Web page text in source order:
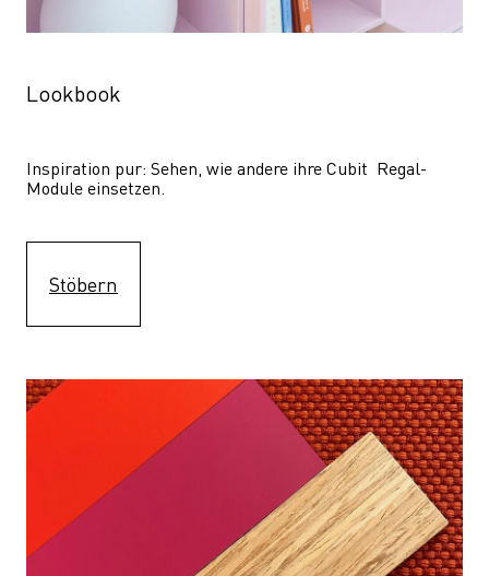
Lookbook
Inspiration pur: Sehen, wie andere ihre Cubit  Regal-
Module einsetzen.
Stöbern